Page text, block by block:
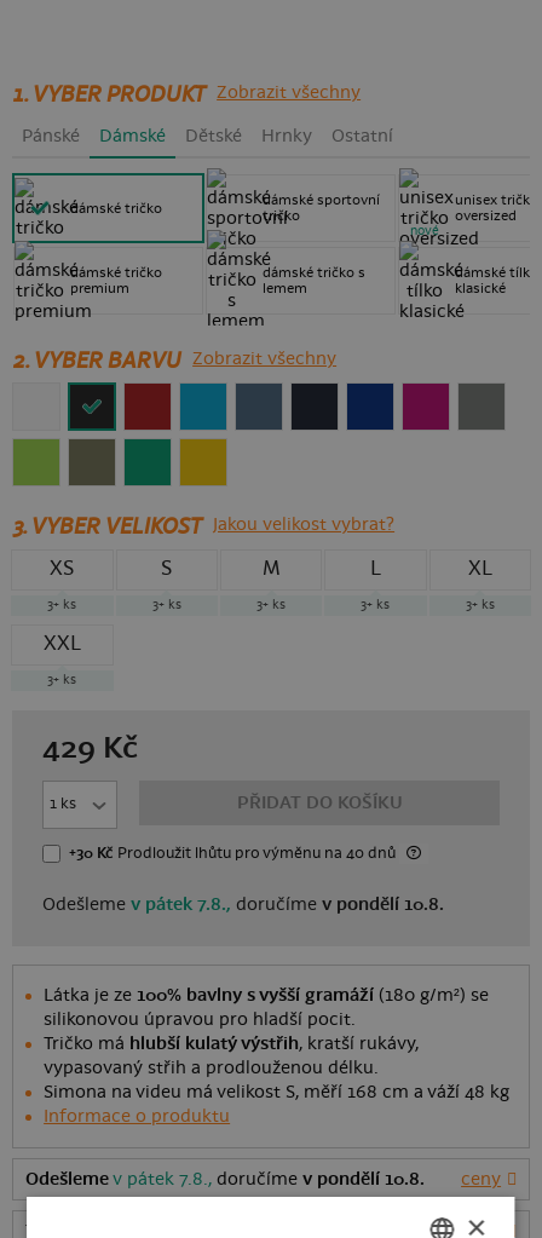
1. VYBER PRODUKT Zobrazit všechny
Pánské Dámské Dětské Hrnky Ostatní
dámské tričko
dámské tričko
premium
dámské sportovní
tričko
dámské tričko s
lemem
unisex tričko
oversized
nové
dámské tílko
klasické
2. VYBER BARVU Zobrazit všechny
3.VYBER VELIKOST Jakou velikost vybrat?
XS
3+ ks
S
3+ ks
M
3+ ks
L
3+ ks
XL
3+ ks
XXL
3+ ks
429 Kč
PŘIDAT DO KOŠÍKU
+30 Kč Prodloužit lhůtupro výměnu na 40 dnů
Odešlemev pátek 7.8., doručímev pondělí 10.8.
Látka je ze 100% bavlny s vyšší gramáží (180 g/m²) se
silikonovou úpravou pro hladší pocit.
Tričko má hlubší kulatý výstřih, kratší rukávy,
vypasovaný střih a prodlouženou délku.
Simona na videu má velikost S, měří 168 cm a váží 48 kg
Informace o produktu
Odešlemev pátek 7.8., doručímev pondělí 10.8. ceny
rozměry
×